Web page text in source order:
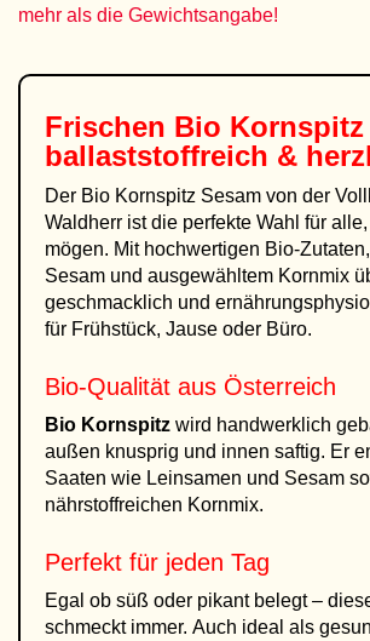
mehr als die Gewichtsangabe!
Frischen Bio Kornspitz
ballaststoffreich &
Der Bio Kornspitz Sesam von der
Waldherr ist die perfekte Wahl für
mögen. Mit hochwertigen Bio-
Sesam und ausgewähltem Kornmix
geschmacklich und
für Frühstück, Jause oder Büro.
Bio-Qualität aus Österreich
Bio Kornspitz wird handwerklich
außen knusprig und innen saftig. Er
Saaten wie Leinsamen und Sesam
nährstoffreichen Kornmix.
Perfekt für jeden Tag
Egal ob süß oder pikant belegt –
schmeckt immer. Auch ideal als